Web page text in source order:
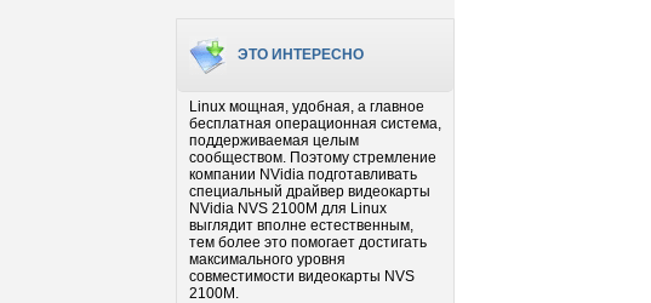
ЭТО ИНТЕРЕСНО
Linux мощная, удобная, а главное
бесплатная операционная система,
поддерживаемая целым
сообществом. Поэтому стремление
компании NVidia подготавливать
специальный драйвер видеокарты
NVidia NVS 2100M для Linux
выглядит вполне естественным,
тем более это помогает достигать
максимального уровня
совместимости видеокарты NVS
2100M.